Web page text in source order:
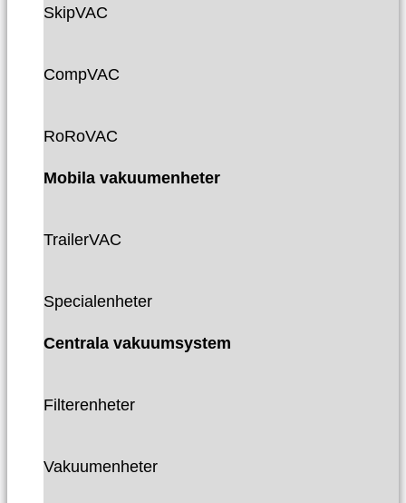
SkipVAC
CompVAC
RoRoVAC
Mobila vakuumenheter
TrailerVAC
Specialenheter
Centrala vakuumsystem
Filterenheter
Vakuumenheter